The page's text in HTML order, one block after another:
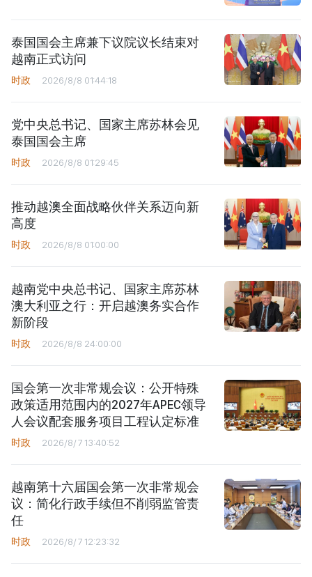
泰国国会主席兼下议院议长结束对
越南正式访问
时政 2026/8/8 01:44:18
党中央总书记、国家主席苏林会见
泰国国会主席
时政 2026/8/8 01:29:45
推动越澳全面战略伙伴关系迈向新
高度
时政 2026/8/8 01:00:00
越南党中央总书记、国家主席苏林
澳大利亚之行：开启越澳务实合作
新阶段
时政 2026/8/8 24:00:00
国会第一次非常规会议：公开特殊
政策适用范围内的2027年APEC领导
人会议配套服务项目工程认定标准
时政 2026/8/7 13:40:52
越南第十六届国会第一次非常规会
议：简化行政手续但不削弱监管责
任
时政 2026/8/7 12:23:32